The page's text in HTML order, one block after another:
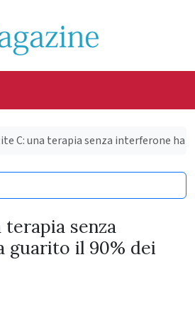
C: una terapia senza interferone ha
terapia senza
guarito il 90% dei